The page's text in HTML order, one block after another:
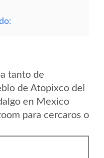
tanto de
de Atopixco del
en Mexico
para cercaros o